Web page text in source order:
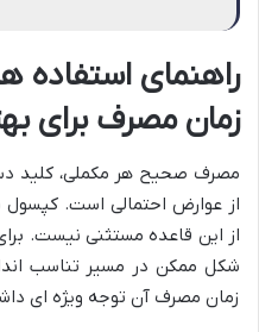
راهنمای استفاده
زمان مصرف برای
مصرف صحیح هر مکملی، کلید
از این قاعده مستثنی نیست.
شکل ممکن در مسیر تناسب
زمان مصرف آن توجه ویژه ای